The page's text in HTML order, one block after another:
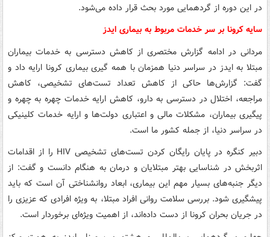
در این دوره از گردهمایی مورد بحث قرار داده می‌شود.
سایه کرونا بر سر خدمات مربوط به بیماری ایدز
مردانی در ادامه گزارش مختصری از کاهش دسترسی به خدمات بیماران
مبتلا به ایدز در سراسر دنیا همزمان با همه گیری بیماری کرونا ارایه داد و
گفت: گزارش‌ها حاکی از کاهش تعداد تست‌های تشخیصی، کاهش
مراجعه، اختلال در دسترسی به دارو، کاهش ارایه خدمات چهره به چهره و
پیگیری بیماران، مشکلات مالی و اعتباری دولت‌ها و ارایه خدمات کلینیکی
در سراسر دنیا، از جمله کشور ما است.
دبیر کنگره در پایان رایگان کردن تست‌های تشخیصی HIV را از اقدامات
اثربخش در شناسایی بهتر مبتلایان و درمان به هنگام دانست و گفت: از
دیگر جنبه‌های بسیار مهم این بیماری، ابعاد روانشناختی آن است که باید
پیشگیری شود. بررسی سلامت روانی افراد مبتلا، به ویژه افرادی که عزیزی را
در جریان بحران کرونا از دست داده‌اند، از اهمیت ویژه‌ای برخوردار است.